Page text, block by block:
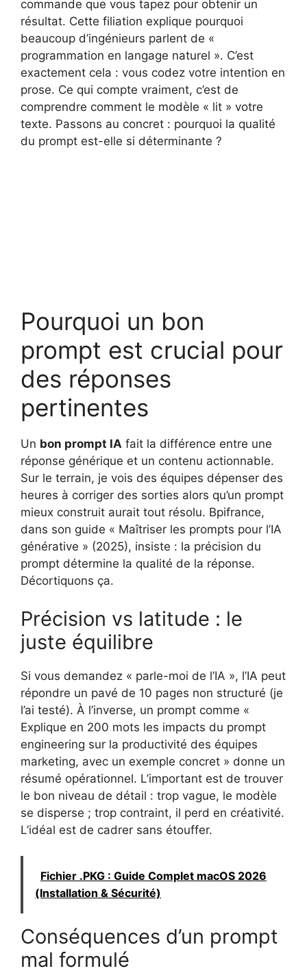
commande que vous tapez pour obtenir un
résultat. Cette filiation explique pourquoi
beaucoup d’ingénieurs parlent de «
programmation en langage naturel ». C’est
exactement cela : vous codez votre intention en
prose. Ce qui compte vraiment, c’est de
comprendre comment le modèle « lit » votre
texte. Passons au concret : pourquoi la qualité
du prompt est-elle si déterminante ?
Pourquoi un bon
prompt est crucial pour
des réponses
pertinentes
Un bon prompt IA fait la différence entre une
réponse générique et un contenu actionnable.
Sur le terrain, je vois des équipes dépenser des
heures à corriger des sorties alors qu’un prompt
mieux construit aurait tout résolu. Bpifrance,
dans son guide « Maîtriser les prompts pour l’IA
générative » (2025), insiste : la précision du
prompt détermine la qualité de la réponse.
Décortiquons ça.
Précision vs latitude : le
juste équilibre
Si vous demandez « parle-moi de l’IA », l’IA peut
répondre un pavé de 10 pages non structuré (je
l’ai testé). À l’inverse, un prompt comme «
Explique en 200 mots les impacts du prompt
engineering sur la productivité des équipes
marketing, avec un exemple concret » donne un
résumé opérationnel. L’important est de trouver
le bon niveau de détail : trop vague, le modèle
se disperse ; trop contraint, il perd en créativité.
L’idéal est de cadrer sans étouffer.
Fichier .PKG : Guide Complet macOS 2026
(Installation & Sécurité)
Conséquences d’un prompt
mal formulé